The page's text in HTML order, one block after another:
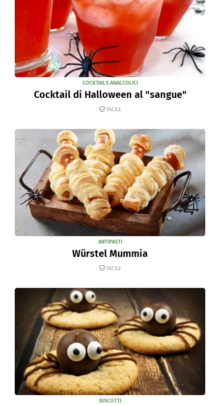
COCKTAILS ANALCOLICI
Cocktail di Halloween al "sangue"
FACILE
ANTIPASTI
Würstel Mummia
FACILE
BISCOTTI